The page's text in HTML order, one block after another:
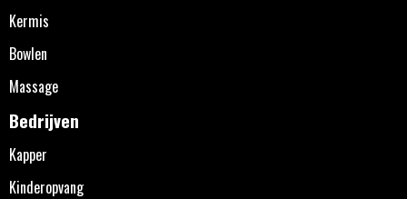
Kermis
Bowlen
Massage
Bedrijven
Kapper
Kinderopvang